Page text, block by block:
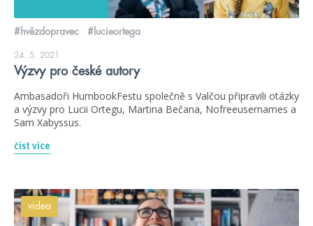
#hvězdopravec #lucieortega
24. 5. 2021
Výzvy pro české autory
Ambasadoři HumbookFestu společně s Valčou připravili otázky
a výzvy pro Lucii Ortegu, Martina Bečana, Nofreeusernames a
Sam Xabyssus.
číst více
videa